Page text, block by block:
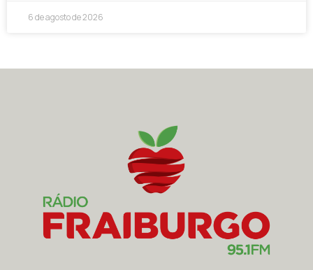
6 de agosto de 2026